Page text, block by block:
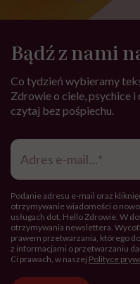
Bądź z nami
Co tydzień wybieramy
Zdrowie o ciele, psychice i
czytaj bez pośpiechu.
Adres
mail*
Podanie adresu e-mail oraz
otrzymywanie wiadomości o
usługach dot. Hello Zdrowie. W
otrzymywania newslettera.
prawem przetwarzania, którego
z informacjami o przetwarzaniu
Ci prawach, w naszej Polityce